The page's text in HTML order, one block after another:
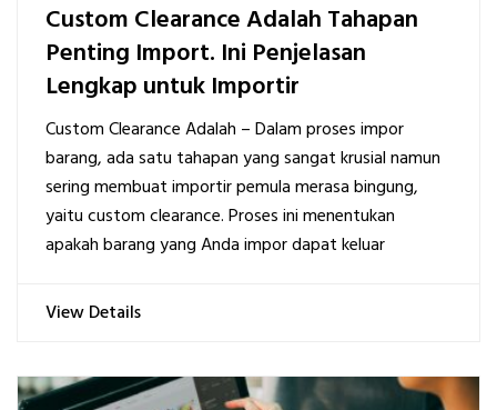
Custom Clearance Adalah Tahapan
Penting Import. Ini Penjelasan
Lengkap untuk Importir
Custom Clearance Adalah – Dalam proses impor
barang, ada satu tahapan yang sangat krusial namun
sering membuat importir pemula merasa bingung,
yaitu custom clearance. Proses ini menentukan
apakah barang yang Anda impor dapat keluar
View Details